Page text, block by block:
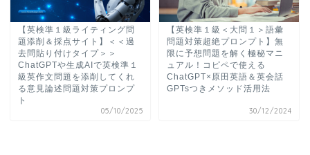
【英検準１級ライティング問
題添削＆採点サイト】＜＜過
去問貼り付けタイプ＞＞
ChatGPTや生成AIで英検準１
級英作文問題を添削してくれ
る意見論述問題対策プロンプ
ト
05/10/2025
【英検準１級＜大問１＞語彙
問題対策超絶プロンプト】無
限に予想問題を解く極秘マニ
ュアル！コピペで使える
ChatGPT×原田英語＆英会話
GPTsつきメソッド活用法
30/12/2024